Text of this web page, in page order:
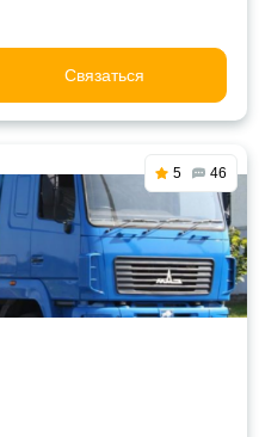
Связаться
5 46